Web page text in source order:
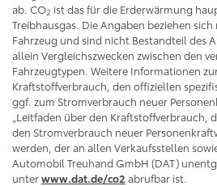
ab. CO2 ist das für die Erderwärmung
Treibhausgas. Die Angaben beziehen
Fahrzeug und sind nicht Bestandteil des
allein Vergleichszwecken zwischen den
Fahrzeugtypen. Weitere Informationen
Kraftstoffverbrauch, den offiziellen
ggf. zum Stromverbrauch neuer
„Leitfaden über den Kraftstoffverbrauch,
den Stromverbrauch neuer
werden, der an allen Verkaufsstellen
Automobil Treuhand GmbH (DAT)
unterwww.dat.de/co2 abrufbar ist.